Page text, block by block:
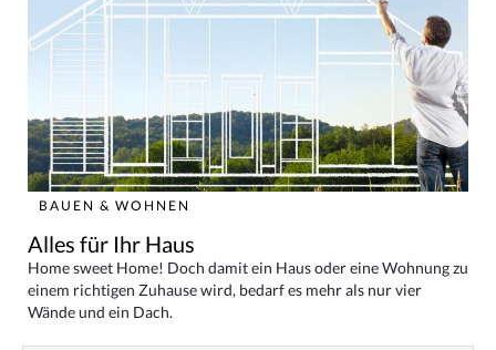
BAUEN & WOHNEN
Alles für Ihr Haus
Home sweet Home! Doch damit ein Haus oder eine Wohnung zu
einem richtigen Zuhause wird, bedarf es mehr als nur vier
Wände und ein Dach.